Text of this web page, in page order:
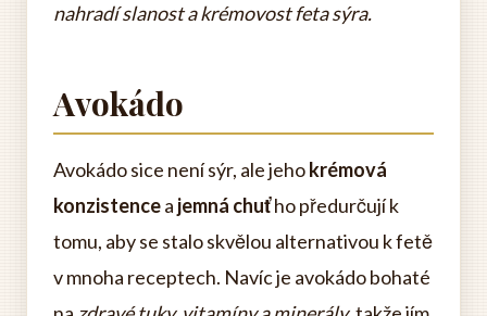
nahradí slanost a krémovost feta sýra.
Avokádo
Avokádo sice není sýr, ale jehokrémová
konzistencea jemná chuťho předurčují k
tomu, aby se stalo skvělou alternativou k fetě
v mnoha receptech. Navíc je avokádo bohaté